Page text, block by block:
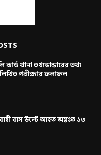
কার্ড খানা তথ্যভান্ডারের তথ্য
লিখিত পরীক্ষার ফলাফল
বাস উল্টে আহত অন্তঃত ১৩